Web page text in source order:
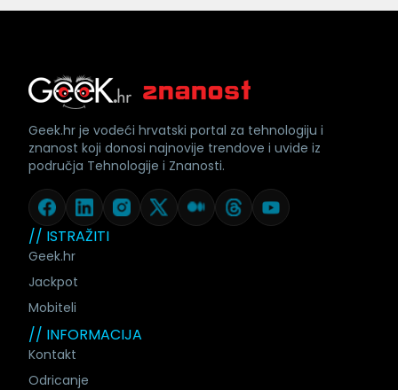
// ISTRAŽITI
Geek.hr
Jackpot
Mobiteli
// INFORMACIJA
Kontakt
Odricanje
Geek.hr je vodeći hrvatski portal za tehnologiju i
znanost koji donosi najnovije trendove i uvide iz
područja Tehnologije i Znanosti.